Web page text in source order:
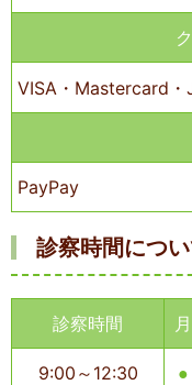
VISA・Mastercard
PayPay
診察時間につ
診察時間 月
9:00～12:30 ●